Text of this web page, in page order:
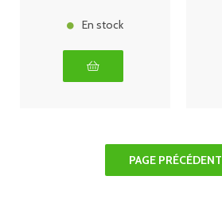
En stock